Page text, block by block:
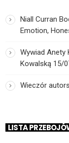
Niall Curran
Emotion,
Wywiad Anety
Kowalską 15/
Wieczór
LISTA